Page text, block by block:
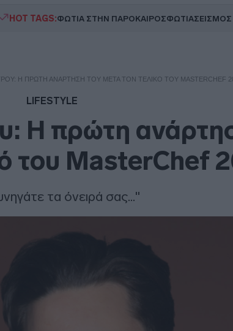
HOT TAGS:ΦΩΤΙΑ ΣΤΗΝ ΠΑΡΟΚΑΙΡΟΣΦΩΤΙΑΣΕΙΣΜΟΣ
Η ΠΡΏΤΗ ΑΝΆΡΤΗΣΉ ΤΟΥ ΜΕΤΆ ΤΟΝ ΤΕΛΙΚΌ ΤΟΥ MASTERCHEF
LIFESTYLE
Η πρώτη
του MasterChef
τα όνειρά σας..."